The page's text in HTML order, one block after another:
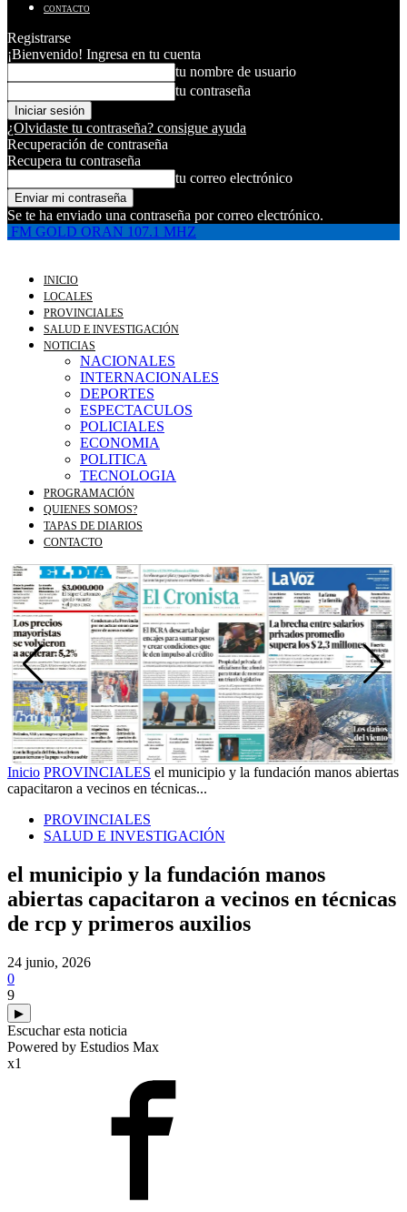
CONTACTO
Registrarse
¡Bienvenido! Ingresa en tu cuenta
tu nombre de usuario
tu contraseña
¿Olvidaste tu contraseña? consigue ayuda
Recuperación de contraseña
Recupera tu contraseña
tu correo electrónico
Se te ha enviado una contraseña por correo electrónico.
FM GOLD ORAN 107.1 MHZ
INICIO
LOCALES
PROVINCIALES
SALUD E INVESTIGACIÓN
NOTICIAS
NACIONALES
INTERNACIONALES
DEPORTES
ESPECTACULOS
POLICIALES
ECONOMIA
POLITICA
TECNOLOGIA
PROGRAMACIÓN
QUIENES SOMOS?
TAPAS DE DIARIOS
CONTACTO
Inicio PROVINCIALES el municipio y la fundación manos abiertas
capacitaron a vecinos en técnicas...
PROVINCIALES
SALUD E INVESTIGACIÓN
el municipio y la fundación manos
abiertas capacitaron a vecinos en técnicas
de rcp y primeros auxilios
24 junio, 2026
0
9
▶
Escuchar esta noticia
Powered by Estudios Max
x1